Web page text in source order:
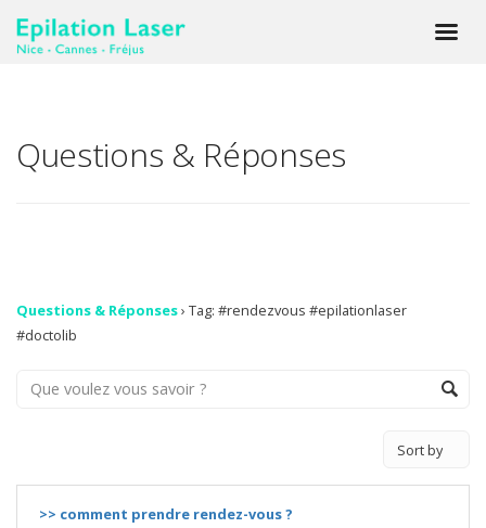
Questions & Réponses
Questions & Réponses› Tag: #rendezvous #epilationlaser
#doctolib
>> comment prendre rendez-vous ?